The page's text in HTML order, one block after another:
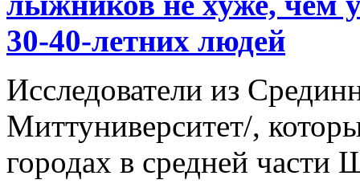
30-40-летних людей
Исследователи из
Миттуниверситет/,
городах в средней части